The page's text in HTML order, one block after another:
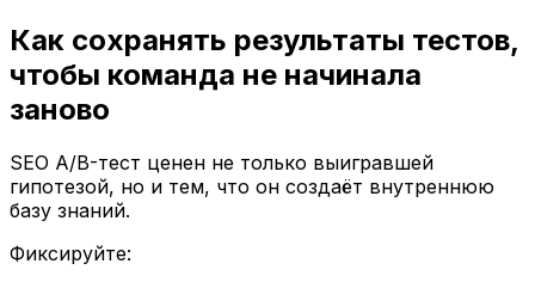
Как сохранять результаты тестов,
чтобы команда не начинала
заново
SEO A/B-тест ценен не только выигравшей
гипотезой, но и тем, что он создаёт внутреннюю
базу знаний.
Фиксируйте: